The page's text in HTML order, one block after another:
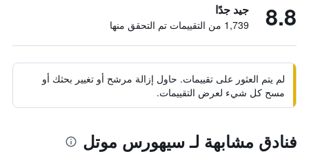
8.8 جيد جدًا
1,739 من التقييمات تم التحقق منها
لم يتم العثور على تقييمات. حاول إزالة مرشح أو تغيير بحثك أو
مسح كل شيء لعرض التقييمات.
فنادق مشابهة لـ سيهورس موتل